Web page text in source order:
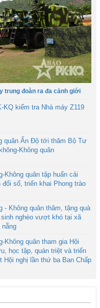
trung đoàn ra đa cảnh giới
KQ kiểm tra Nhà máy Z119
quân Ấn Độ tới thăm Bộ Tư
Không quân
Không quân tập huấn cải
số, triển khai Phong trào
- Không quân thăm, tặng quà
nghèo vượt khó tại xã
nẵng
Không quân tham gia Hội
học tập, quán triệt và triển
Hội nghị lần thứ ba Ban Chấp